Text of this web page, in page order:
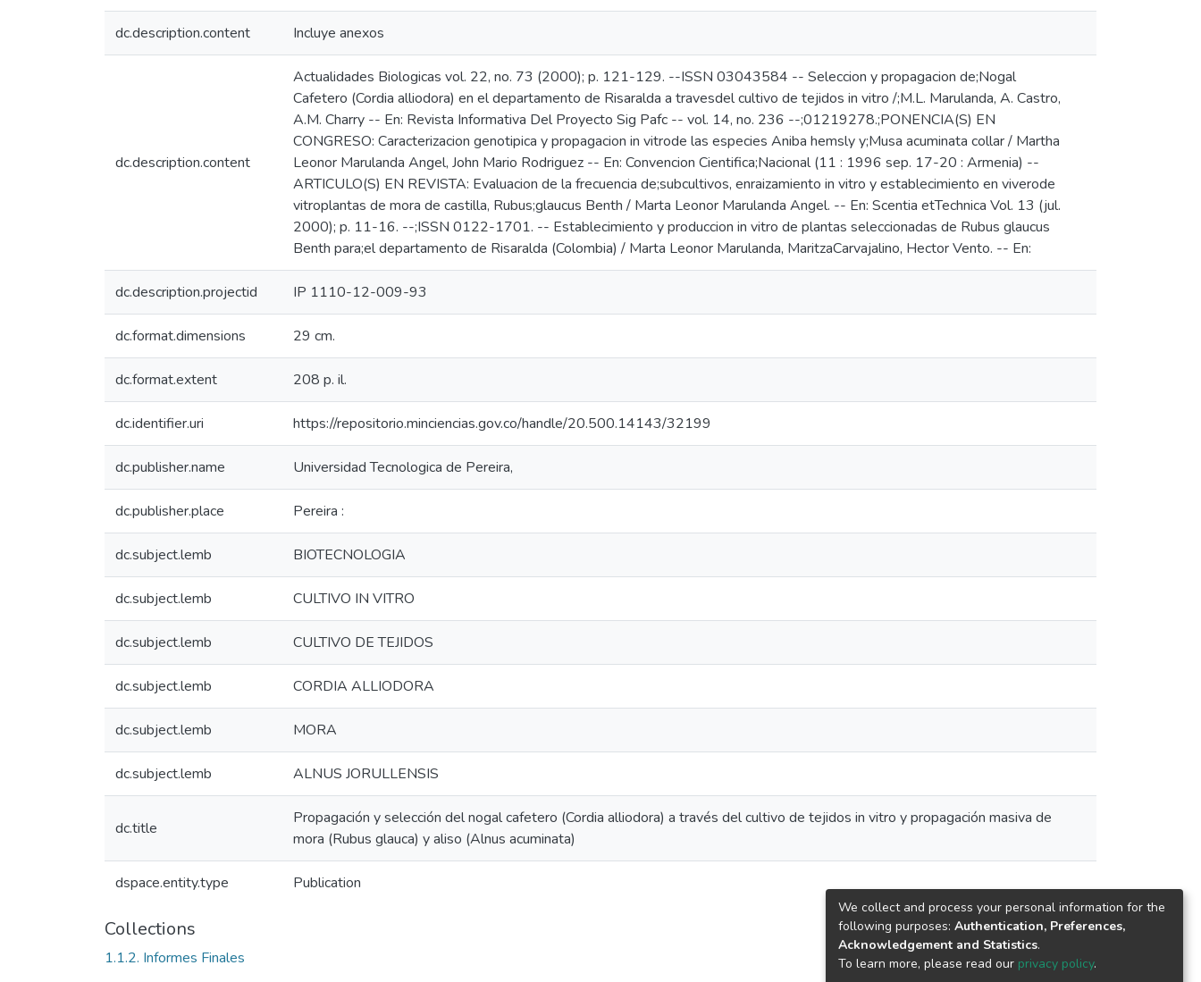
dc.description.content Incluye anexos
dc.description.content
Actualidades Biologicas vol. 22, no. 73 (2000); p. 121-129. --ISSN 03043584 -- Seleccion y propagacion de;Nogal
Cafetero (Cordia alliodora) en el departamento de Risaralda a travesdel cultivo de tejidos in vitro /;M.L. Marulanda, A. Castro,
A.M. Charry -- En: Revista Informativa Del Proyecto Sig Pafc -- vol. 14, no. 236 --;01219278.;PONENCIA(S) EN
CONGRESO: Caracterizacion genotipica y propagacion in vitrode las especies Aniba hemsly y;Musa acuminata collar / Martha
Leonor Marulanda Angel, John Mario Rodriguez -- En: Convencion Cientifica;Nacional (11 : 1996 sep. 17-20 : Armenia) --
ARTICULO(S) EN REVISTA: Evaluacion de la frecuencia de;subcultivos, enraizamiento in vitro y establecimiento en viverode
vitroplantas de mora de castilla, Rubus;glaucus Benth / Marta Leonor Marulanda Angel. -- En: Scentia etTechnica Vol. 13 (jul.
2000); p. 11-16. --;ISSN 0122-1701. -- Establecimiento y produccion in vitro de plantas seleccionadas de Rubus glaucus
Benth para;el departamento de Risaralda (Colombia) / Marta Leonor Marulanda, MaritzaCarvajalino, Hector Vento. -- En:
dc.description.projectid IP 1110-12-009-93
dc.format.dimensions 29 cm.
dc.format.extent 208 p. il.
dc.identifier.uri https://repositorio.minciencias.gov.co/handle/20.500.14143/32199
dc.publisher.name Universidad Tecnologica de Pereira,
dc.publisher.place Pereira :
dc.subject.lemb BIOTECNOLOGIA
dc.subject.lemb CULTIVO IN VITRO
dc.subject.lemb CULTIVO DE TEJIDOS
dc.subject.lemb CORDIA ALLIODORA
dc.subject.lemb MORA
dc.subject.lemb ALNUS JORULLENSIS
dc.title
Propagación y selección del nogal cafetero (Cordia alliodora) a través del cultivo de tejidos in vitro y propagación masiva de
mora (Rubus glauca) y aliso (Alnus acuminata)
dspace.entity.type Publication
Collections
1.1.2. Informes Finales
We collect and process your personal information for the
following purposes: Authentication, Preferences,
Acknowledgement and Statistics.
To learn more, please read our privacy policy.